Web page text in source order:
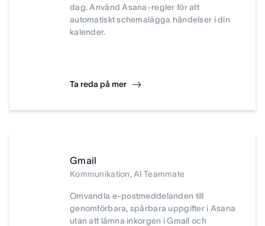
dag. Använd Asana-regler för att
automatiskt schemalägga händelser i din
kalender.
Ta reda på mer
Gmail
Kommunikation, AI Teammate
Omvandla e-postmeddelanden till
genomförbara, spårbara uppgifter i Asana
utan att lämna inkorgen i Gmail och